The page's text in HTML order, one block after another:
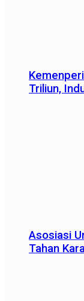
Triliun,
Asosiasi
Tahan